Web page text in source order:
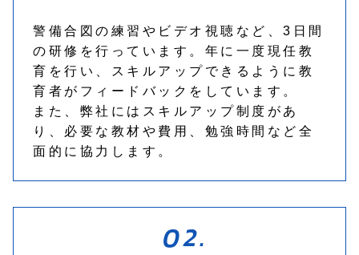
警備合図の練習やビデオ視聴など、3日間
の研修を行っています。年に一度現任教
育を行い、スキルアップできるように教
育者がフィードバックをしています。
また、弊社にはスキルアップ制度があ
り、必要な教材や費用、勉強時間など全
面的に協力します。